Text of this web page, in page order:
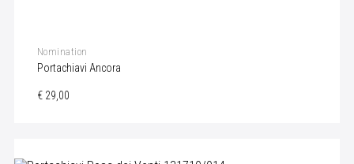
Nomination
Portachiavi Ancora
€ 29,00